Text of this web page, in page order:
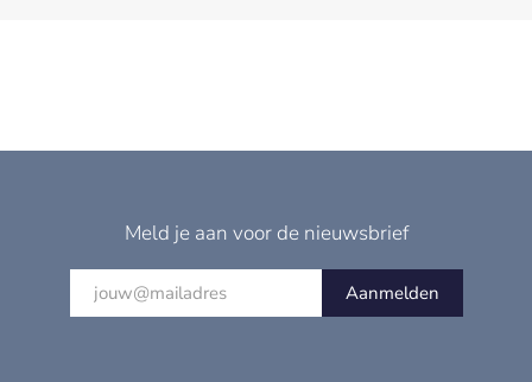
Meld je aan voor de nieuwsbrief
Aanmelden